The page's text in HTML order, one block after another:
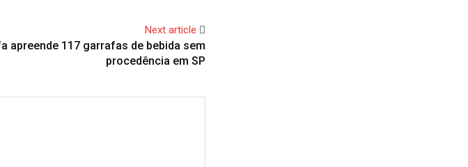
Next article
apreende 117 garrafas de bebida sem
procedência em SP